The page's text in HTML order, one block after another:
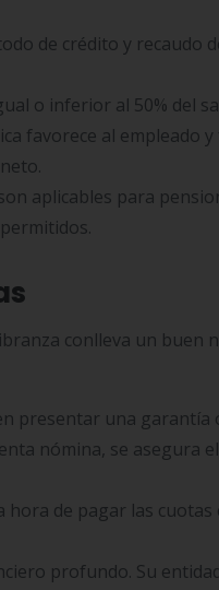
de crédito y recaudo
o inferior al 50% del
favorece al empleado
aplicables para
conlleva un buen
presentar una garantía
nómina, se asegura
hora de pagar las
profundo. Su